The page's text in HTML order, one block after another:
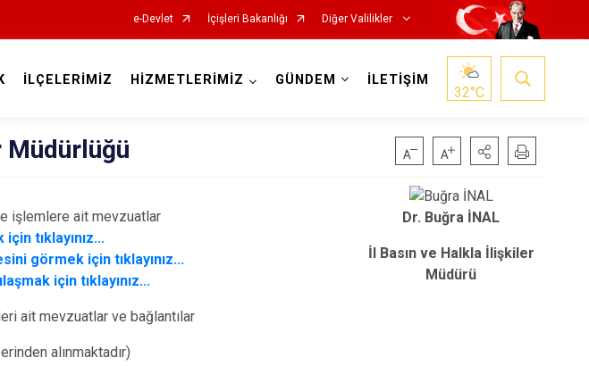
e-Devlet İçişleri Bakanlığı Diğer Valilikler
İLÇELERİMİZ HİZMETLERİMİZ GÜNDEM İLETİŞİM
32°C
Müdürlüğü
işlemlere ait mevzuatlar
tıklayınız...
görmek için tıklayınız...
için tıklayınız...
ait mevzuatlar ve bağlantılar
alınmaktadır)
Dr. Buğra İNAL
İl Basın ve Halkla İlişkiler
Müdürü